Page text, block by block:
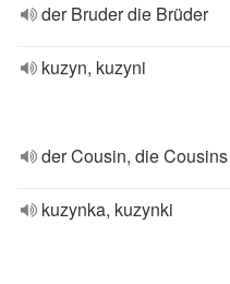
der Bruder die Brüder
kuzyn, kuzyni
der Cousin, die Cousins
kuzynka, kuzynki